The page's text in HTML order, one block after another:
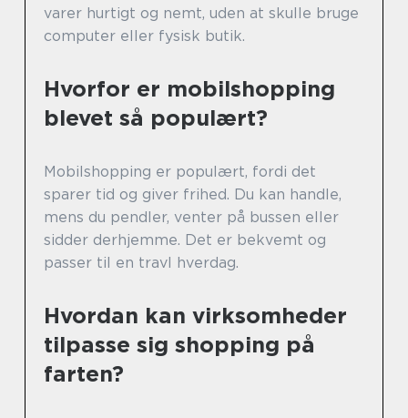
varer hurtigt og nemt, uden at skulle bruge
computer eller fysisk butik.
Hvorfor er mobilshopping
blevet så populært?
Mobilshopping er populært, fordi det
sparer tid og giver frihed. Du kan handle,
mens du pendler, venter på bussen eller
sidder derhjemme. Det er bekvemt og
passer til en travl hverdag.
Hvordan kan virksomheder
tilpasse sig shopping på
farten?